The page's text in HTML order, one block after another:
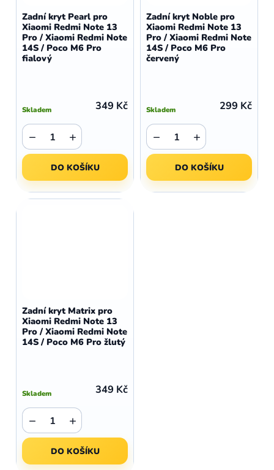
Zadní kryt Pearl pro
Xiaomi Redmi Note 13
Pro / Xiaomi Redmi Note
14S / Poco M6 Pro
fialový
Skladem 349 Kč
+
−
DO KOŠÍKU
Zadní kryt Noble pro
Xiaomi Redmi Note 13
Pro / Xiaomi Redmi Note
14S / Poco M6 Pro
červený
Skladem 299 Kč
+
−
DO KOŠÍKU
Zadní kryt Matrix pro
Xiaomi Redmi Note 13
Pro / Xiaomi Redmi Note
14S / Poco M6 Pro žlutý
Skladem 349 Kč
+
−
DO KOŠÍKU